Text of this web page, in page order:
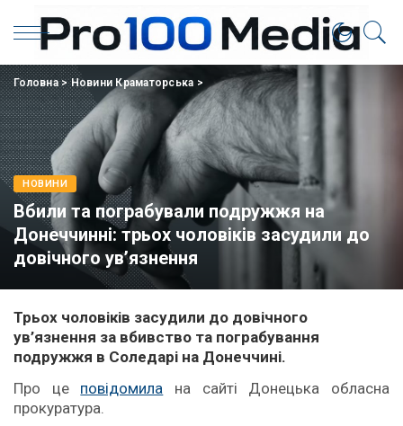
Головна>Новини Краматорська >
НОВИНИ
Вбили та пограбували подружжя на
Донеччинні: трьох чоловіків засудили до
довічного ув’язнення
Трьох чоловіків засудили до довічного
ув’язнення за вбивство та пограбування
подружжя в Соледарі на Донеччині.
Про це повідомила на сайті Донецька обласна
прокуратура.